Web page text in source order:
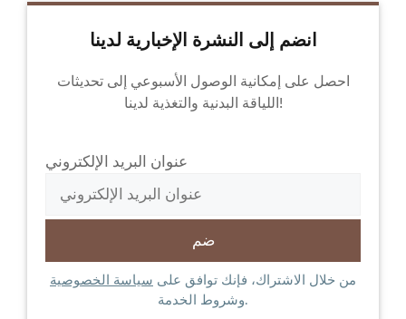
انضم إلى النشرة الإخبارية لدينا
احصل على إمكانية الوصول الأسبوعي إلى تحديثات
اللياقة البدنية والتغذية لدينا!
عنوان البريد الإلكتروني
من خلال الاشتراك، فإنك توافق على سياسة الخصوصية
وشروط الخدمة.